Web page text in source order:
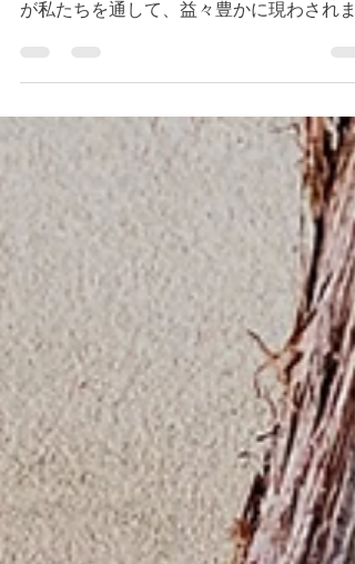
今朝のデボーションはホセア書１４章１節
が既に与えられています。 神様の豊かな祝
福がありますように！